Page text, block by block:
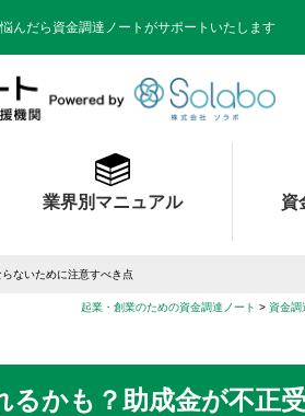
んだら資金調達ノートがサポートいたします
業界別マニュアル 資
ないために注意すべき点
起業・創業のための資金調達ノート 資金調
るかも？助成金が不正